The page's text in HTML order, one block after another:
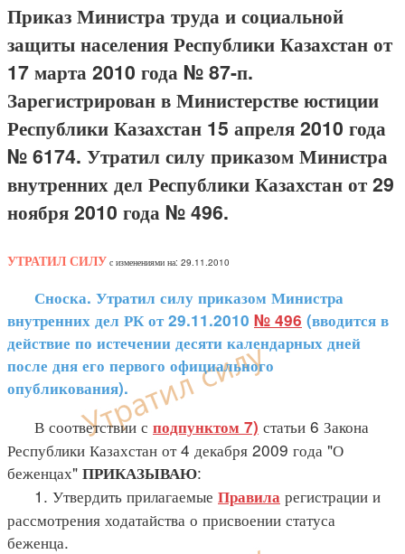
Приказ Министра труда и социальной
защиты населения Республики Казахстан от
17 марта 2010 года № 87-п.
Зарегистрирован в Министерстве юстиции
Республики Казахстан 15 апреля 2010 года
№ 6174. Утратил силу приказом Министра
внутренних дел Республики Казахстан от 29
ноября 2010 года № 496.
УТРАТИЛ СИЛУ с изменениями на: 29.11.2010
Сноска. Утратил силу приказом Министра
внутренних дел РК от 29.11.2010 № 496 (вводится в
действие по истечении десяти календарных дней
после дня его первого официального
опубликования).
В соответствии с подпунктом 7) статьи 6 Закона
Республики Казахстан от 4 декабря 2009 года "О
беженцах" ПРИКАЗЫВАЮ:
1. Утвердить прилагаемые Правила регистрации и
рассмотрения ходатайства о присвоении статуса
беженца.